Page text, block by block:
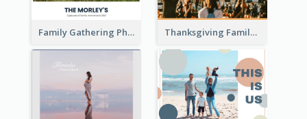
Family Gathering Photo Book Thanksgiving Family Gathering Photo Book